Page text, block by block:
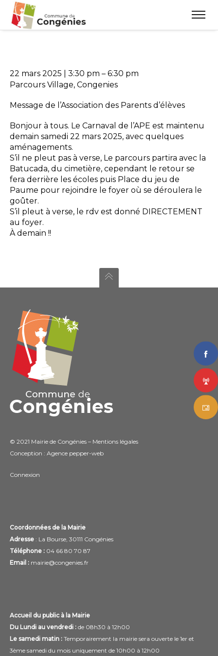
22 mars 2025 3:30 pm – 6:30 pm
Parcours Village, Congenies
Message de l’Association des Parents d’élèves
Bonjour à tous. Le Carnaval de l’APE est maintenu
demain samedi 22 mars 2025, avec quelques
aménagements.
S’il ne pleut pas à verse, Le parcours partira avec la
Batucada, du cimetière, cependant le retour se
fera derrière les écoles puis Place du jeu de
Paume pour rejoindre le foyer où se déroulera le
goûter.
S’il pleut à verse, le rdv est donné DIRECTEMENT
au foyer.
À demain !!
© 2021 Mairie de Congénies – Mentions légales
Conception : Agence pepper-web
Connexion
Coordonnées de la Mairie
Adresse : La Bourse, 30111 Congénies
Téléphone : 04 66 80 70 87
Email : mairie@congenies.fr
Accueil du public à la Mairie
Du Lundi au vendredi : de 08h30 à 12h00
Le samedi matin : Temporairement la mairie sera ouverte le 1er et
3ème samedi du mois uniquement de 10h00 à 12h00